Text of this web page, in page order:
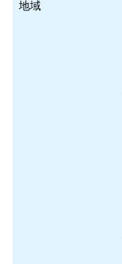
地域